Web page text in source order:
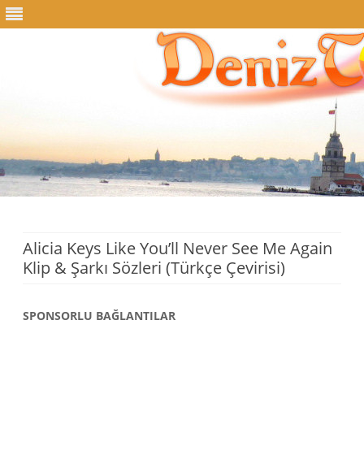
Alicia Keys Like You’ll Never See Me Again
Klip & Şarkı Sözleri (Türkçe Çevirisi)
SPONSORLU BAĞLANTILAR